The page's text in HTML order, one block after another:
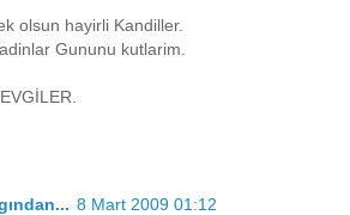
olsun hayirli Kandiller.
Gununu kutlarim.
8 Mart 2009 01:12